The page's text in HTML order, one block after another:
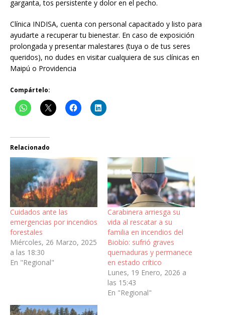
garganta, tos persistente y dolor en el pecho.
Clínica INDISA, cuenta con personal capacitado y listo para
ayudarte a recuperar tu bienestar. En caso de exposición
prolongada y presentar malestares (tuya o de tus seres
queridos), no dudes en visitar cualquiera de sus clínicas en
Maipú o Providencia
Compártelo:
Relacionado
Cuidados ante las
emergencias por incendios
forestales
Miércoles, 26 Marzo, 2025
a las 18:30
En "Regional"
Carabinera arriesga su
vida al rescatar a su
familia en incendios del
Biobío: sufrió graves
quemaduras y permanece
en estado crítico
Lunes, 19 Enero, 2026 a
las 15:43
En "Regional"